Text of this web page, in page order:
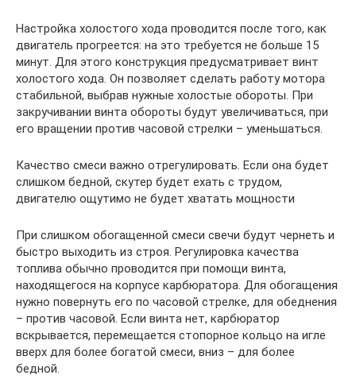
Настройка холостого хода проводится после того, как
двигатель прогреется: на это требуется не больше 15
минут. Для этого конструкция предусматривает винт
холостого хода. Он позволяет сделать работу мотора
стабильной, выбрав нужные холостые обороты. При
закручивании винта обороты будут увеличиваться, при
его вращении против часовой стрелки – уменьшаться.
Качество смеси важно отрегулировать. Если она будет
слишком бедной, скутер будет ехать с трудом,
двигателю ощутимо не будет хватать мощности
При слишком обогащенной смеси свечи будут чернеть и
быстро выходить из строя. Регулировка качества
топлива обычно проводится при помощи винта,
находящегося на корпусе карбюратора. Для обогащения
нужно повернуть его по часовой стрелке, для обеднения
– против часовой. Если винта нет, карбюратор
вскрывается, перемещается стопорное кольцо на игле
вверх для более богатой смеси, вниз – для более
бедной.